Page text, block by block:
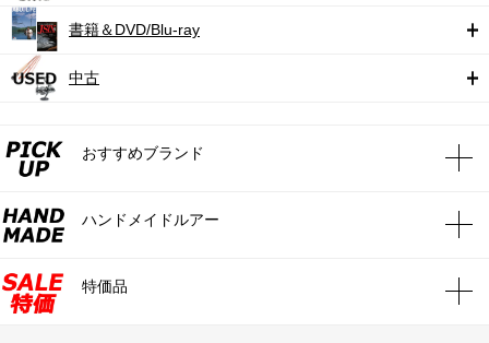
書籍＆DVD/Blu-ray
中古
おすすめブランド
ハンドメイドルアー
特価品